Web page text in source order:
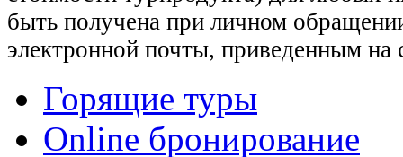
быть получена при личном
электронной почты, приведенным на
Горящие туры
Online бронирование